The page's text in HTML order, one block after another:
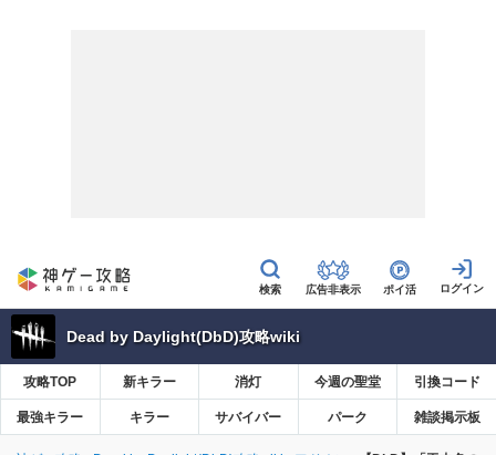
広告非表示 ポイ活
Dead by Daylight(DbD)攻略wiki
攻略TOP 新キラー 消灯 今週の聖堂 引換コード
最強キラー キラー サバイバー パーク 雑談掲示板